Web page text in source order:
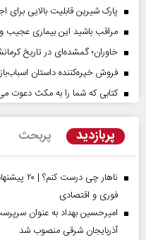
پارک شیرین قابلیت‌ بالایی برای
مراقب باشید این بیماری عجیب
خاوران؛ گمشده‌ای در تاریخ
فروش خیره‌کننده داستان اسباب‌بازی ۵؛ بزرگ‌ترین افتتاحیه سال برای
کتابی که شما را به مکث دعوت
پربازدید پربحث
ناهار
فوری و اقتصادی
امیرحسین بهداد به عنوان
آذربایجان شرقی منصوب شد